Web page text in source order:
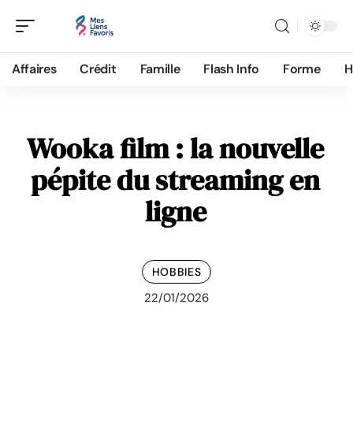
Affaires Crédit Famille Flash Info Forme
Wooka film : la nouvelle
pépite du streaming en
ligne
HOBBIES
22/01/2026